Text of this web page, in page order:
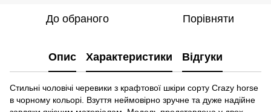
До обраного Порівняти
Опис Характеристики Відгуки
Стильні чоловічі черевики з крафтової шкіри сорту Crazy horse
в чорному кольорі. Взуття неймовірно зручне та дуже надійне